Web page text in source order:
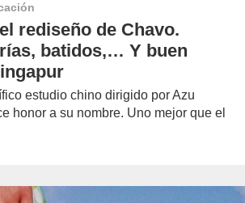
rediseño de Chavo.
batidos,… Y buen
estudio chino dirigido por Azu
honor a su nombre. Uno mejor que el